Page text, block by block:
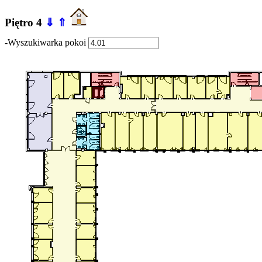
Piętro 4 ⇓ ⇑
-Wyszukiwarka pokoi